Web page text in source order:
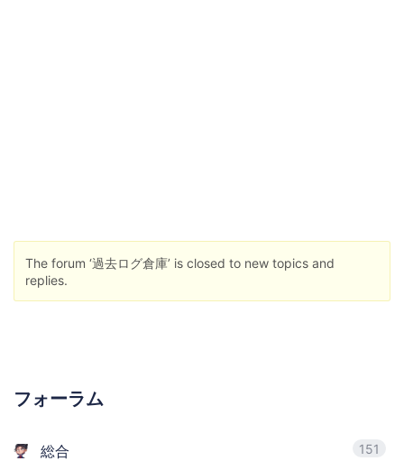
The forum ‘過去ログ倉庫’ is closed to new topics and
replies.
フォーラム
総合 151